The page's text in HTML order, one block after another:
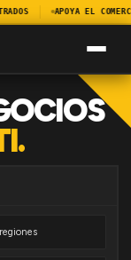
APOYA EL